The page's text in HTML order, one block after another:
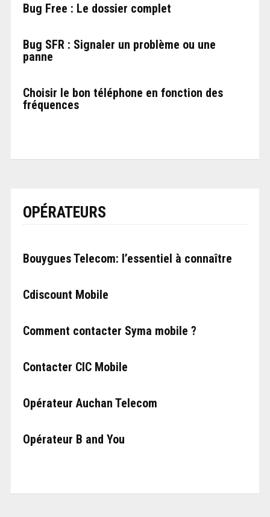
Bug Free : Le dossier complet
Bug SFR : Signaler un problème ou une
panne
Choisir le bon téléphone en fonction des
fréquences
OPÉRATEURS
Bouygues Telecom: l’essentiel à connaître
Cdiscount Mobile
Comment contacter Syma mobile ?
Contacter CIC Mobile
Opérateur Auchan Telecom
Opérateur B and You